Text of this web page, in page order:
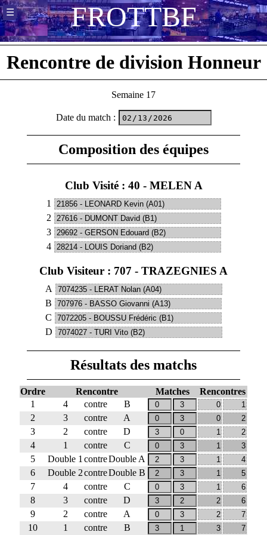
FROTTBF
☰
Rencontre de division Honneur
Semaine 17
Date du match :
Composition des équipes
Club Visité : 40 - MELEN A
1
2
3
4
Club Visiteur : 707 - TRAZEGNIES A
A
B
C
D
Résultats des matchs
Ordre Rencontre Matches
Rencontres
1
4 contre
B
2
3 contre
A
3
2 contre
D
4
1 contre
C
5
Double 1 contreDouble A
6
Double 2contreDouble B
7
4 contre
C
8
3 contre
D
9
2 contre
A
10
1 contre B